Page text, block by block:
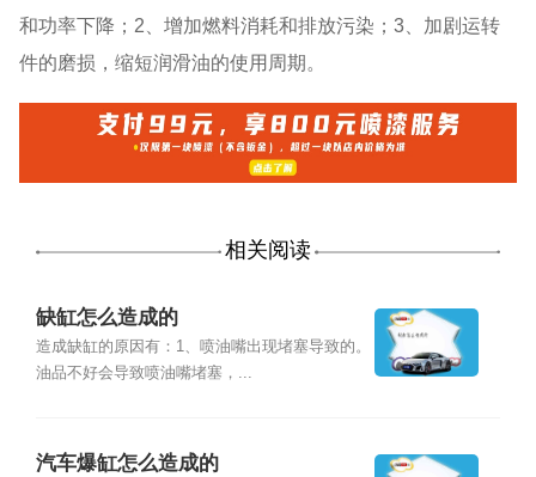
和功率下降；2、增加燃料消耗和排放污染；3、加剧运转
件的磨损，缩短润滑油的使用周期。
相关阅读
缺缸怎么造成的
造成缺缸的原因有：1、喷油嘴出现堵塞导致的。
油品不好会导致喷油嘴堵塞，...
汽车爆缸怎么造成的